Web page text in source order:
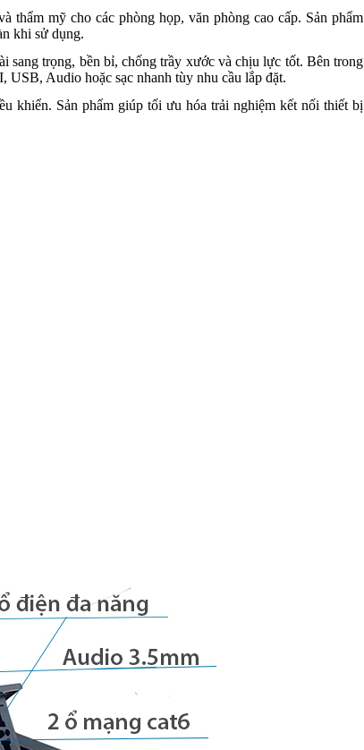
thẩm mỹ cho các phòng họp, văn phòng cao cấp. Sản phẩm
khi sử dụng.
sang trọng, bền bỉ, chống trầy xước và chịu lực tốt. Bên trong
USB, Audio hoặc sạc nhanh tùy nhu cầu lắp đặt.
khiển. Sản phẩm giúp tối ưu hóa trải nghiệm kết nối thiết bị